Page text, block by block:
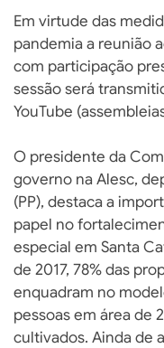
Em virtude das
pandemia a reunião
com participação
sessão será
YouTube
O presidente da
governo na Alesc,
(PP), destaca a
papel no
especial em Santa
de 2017, 78% das
enquadram no
pessoas em área de
cultivados. Ainda de